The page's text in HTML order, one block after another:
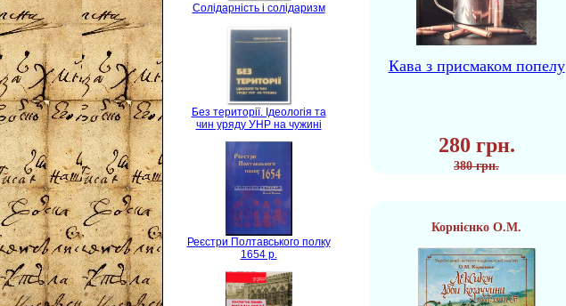
Солідарність і солідаризм
Без території. Ідеологія та
чин уряду УНР на чужині
Реєстри Полтавського полку
1654 р.
Кава з присмаком попелу
280 грн.
380 грн.
Корнієнко О.М.